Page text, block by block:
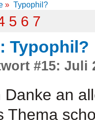
» Typophil?
5 6 7
Typophil?
#15: Juli
Danke an
Thema